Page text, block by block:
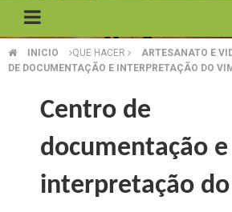
BREADCRUMB
INICIO QUE HACER ARTESANATO E
DE DOCUMENTAÇÃO E INTERPRETAÇÃO DO
Centro de
documentação e
interpretação